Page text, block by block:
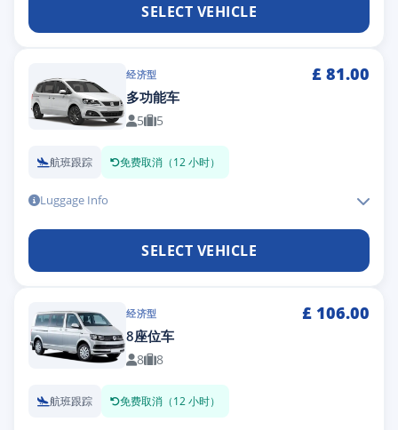
SELECT VEHICLE
经济型 £ 81.00
多功能车
5 5
航班跟踪 免费取消（12 小时）
Luggage Info
SELECT VEHICLE
经济型 £ 106.00
8座位车
8 8
航班跟踪 免费取消（12 小时）